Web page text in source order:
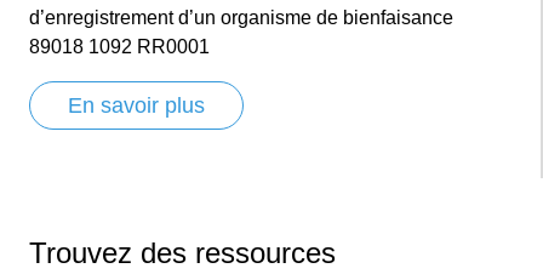
d’enregistrement d’un organisme de bienfaisance
89018 1092 RR0001
En savoir plus
Trouvez des ressources